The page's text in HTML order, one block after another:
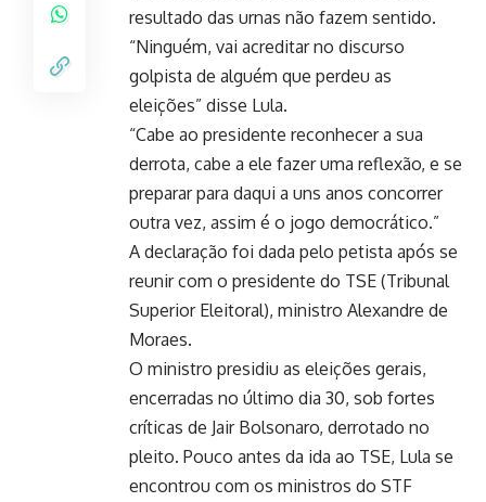
resultado das urnas não fazem sentido.
“Ninguém, vai acreditar no discurso
golpista de alguém que perdeu as
eleições” disse Lula.
“Cabe ao presidente reconhecer a sua
derrota, cabe a ele fazer uma reflexão, e se
preparar para daqui a uns anos concorrer
outra vez, assim é o jogo democrático.”
A declaração foi dada pelo petista após se
reunir com o presidente do TSE (Tribunal
Superior Eleitoral), ministro Alexandre de
Moraes.
O ministro presidiu as eleições gerais,
encerradas no último dia 30, sob fortes
críticas de Jair Bolsonaro, derrotado no
pleito. Pouco antes da ida ao TSE, Lula se
encontrou com os ministros do STF